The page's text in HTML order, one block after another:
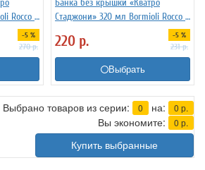
Rocco -
-5 %
270р.
Банка без крышки «Кватро
Стаджони» 320 мл Bormioli Rocco -
220 р. -5 %
231р.
Выбрать
Выбрано товаров из серии: 0 на: 0 р.
Вы экономите: 0 р.
Купить выбранные